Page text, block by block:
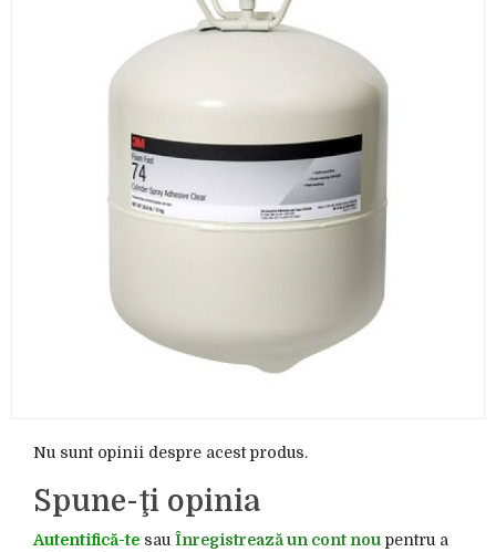
Nu sunt opinii despre acest produs.
Spune-ţi opinia
Autentifică-te sau Înregistrează un cont nou pentru a